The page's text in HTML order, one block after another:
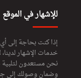
للإشهار في الموقع
إذا كنت بحاجة إلى
خدمات الإشهار
نحن مستعدون لتلبية
وضمان وصولك إلى